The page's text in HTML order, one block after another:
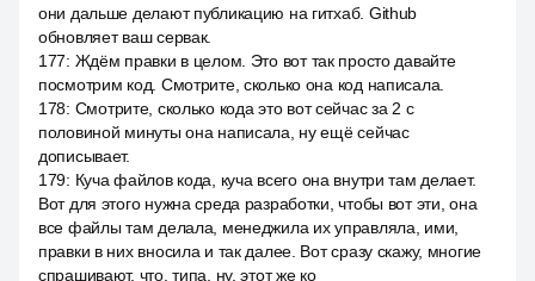
они дальше делают публикацию на гитхаб. Github
обновляет ваш сервак.
177: Ждём правки в целом. Это вот так просто давайте
посмотрим код. Смотрите, сколько она код написала.
178: Смотрите, сколько кода это вот сейчас за 2 с
половиной минуты она написала, ну ещё сейчас
дописывает.
179: Куча файлов кода, куча всего она внутри там делает.
Вот для этого нужна среда разработки, чтобы вот эти, она
все файлы там делала, менеджила их управляла, ими,
правки в них вносила и так далее. Вот сразу скажу, многие
спрашивают, что, типа, ну, этот же ко